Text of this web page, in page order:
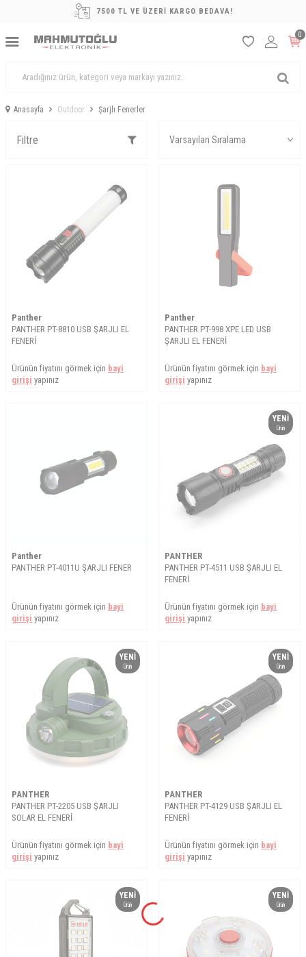
7500 TL VE ÜZERİ KARGO BEDAVA!
0
Anasayfa Outdoor Şarjlı Fenerler
Filtre
Panther
PANTHER PT-8810 USB ŞARJLI EL
FENERİ
Ürünün fiyatını görmek için bayi
girişi yapınız
Panther
PANTHER PT-998 XPE LED USB
ŞARJLI EL FENERİ
Ürünün fiyatını görmek için bayi
girişi yapınız
Panther
PANTHER PT-4011U ŞARJLI FENER
Ürünün fiyatını görmek için bayi
girişi yapınız
YENI
Ürün
PANTHER
PANTHER PT-4511 USB ŞARJLI EL
FENERİ
Ürünün fiyatını görmek için bayi
girişi yapınız
YENI
Ürün
PANTHER
PANTHER PT-2205 USB ŞARJLI
SOLAR EL FENERİ
Ürünün fiyatını görmek için bayi
girişi yapınız
YENI
Ürün
PANTHER
PANTHER PT-4129 USB ŞARJLI EL
FENERİ
Ürünün fiyatını görmek için bayi
girişi yapınız
YENI
Ürün
YENI
Ürün